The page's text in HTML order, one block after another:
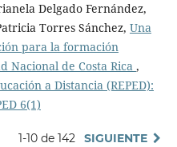
Delgado Fernández,
Torres Sánchez, Una
para la formación
Nacional de Costa Rica ,
a Distancia (REPED):
6(1)
1-10 de 142 SIGUIENTE